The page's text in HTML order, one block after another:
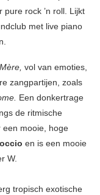
pure rock ’n roll. Lijkt
met live piano
vol van emoties,
zangpartijen, zoals
Een donkertrage
de ritmische
een mooie, hoge
en is een mooie
W.
tropisch exotische